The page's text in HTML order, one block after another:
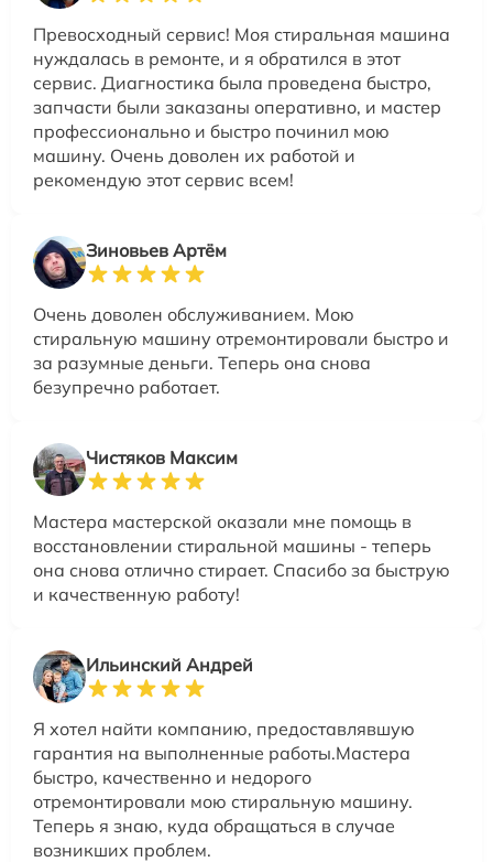
Превосходный сервис! Моя стиральная машина
нуждалась в ремонте, и я обратился в этот
сервис. Диагностика была проведена быстро,
запчасти были заказаны оперативно, и мастер
профессионально и быстро починил мою
машину. Очень доволен их работой и
рекомендую этот сервис всем!
Зиновьев Артём
Очень доволен обслуживанием. Мою
стиральную машину отремонтировали быстро и
за разумные деньги. Теперь она снова
безупречно работает.
Чистяков Максим
Мастера мастерской оказали мне помощь в
восстановлении стиральной машины - теперь
она снова отлично стирает. Спасибо за быструю
и качественную работу!
Ильинский Андрей
Я хотел найти компанию, предоставлявшую
гарантия на выполненные работы.Мастера
быстро, качественно и недорого
отремонтировали мою стиральную машину.
Теперь я знаю, куда обращаться в случае
возникших проблем.